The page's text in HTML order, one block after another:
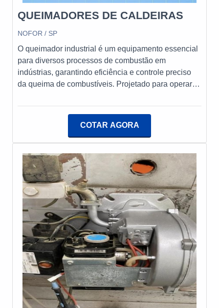
QUEIMADORES DE CALDEIRAS
NOFOR / SP
O queimador industrial é um equipamento essencial
para diversos processos de combustão em
indústrias, garantindo eficiência e controle preciso
da queima de combustíveis. Projetado para operar
ou ambos, o queimador industrial proporciona alta
Nofor, empresa nacional desde 1965, se destaca na
fabricação e fornecimento de queimadores a óleo, a
gás e dual, além de diversos equipamentos e
acessórios para combustão industrial, como
sensores de chama, eletrodos, cavaletes de gás,
ventiladores centrífugos de ar, reguladores de
pressão de óleo e gás, válvulas para óleo, ar e gás,
entre outros produtos. A Nofor também executa
projetos de peças e queimadores especiais
conforme a necessidade do cliente, atendendo todo
o Brasil e exportando para diversos países. Com um
compromisso contínuo com a qualidade e o bom
atendimento, a Nofor está à disposição para todas as
solicitações de seus clientes.
COTAR AGORA